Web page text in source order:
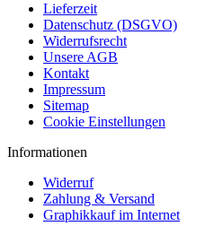
Lieferzeit
Datenschutz (DSGVO)
Widerrufsrecht
Unsere AGB
Kontakt
Impressum
Sitemap
Cookie Einstellungen
Informationen
Widerruf
Zahlung & Versand
Graphikkauf im Internet